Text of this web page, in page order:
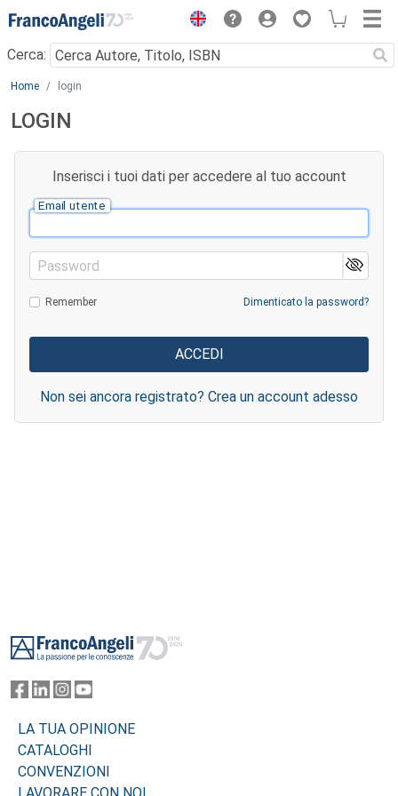
Menu
Cerca:
Main content
Home login
LOGIN
Inserisci i tuoi dati per accedere al tuo account
Email utente
Password
Remember Dimenticato la password?
Non sei ancora registrato? Crea un account adesso
LA TUA OPINIONE
CATALOGHI
CONVENZIONI